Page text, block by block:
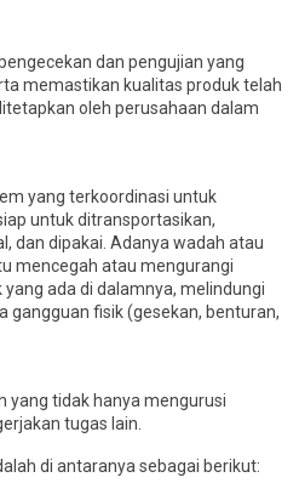
dan pengujian yang
memastikan kualitas produk telah
oleh perusahaan dalam
yang terkoordinasi untuk
untuk ditransportasikan,
dan dipakai. Adanya wadah atau
mencegah atau mengurangi
ada di dalamnya, melindungi
gangguan fisik (gesekan, benturan,
yang tidak hanya mengurusi
tugas lain.
di antaranya sebagai berikut: